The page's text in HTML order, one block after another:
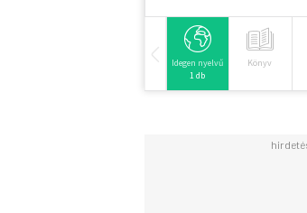
Idegen nyelvű
1 db
Könyv